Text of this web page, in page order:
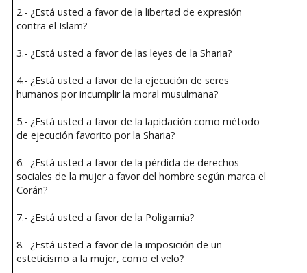
2.- ¿Está usted a favor de la libertad de expresión
contra el Islam?
3.- ¿Está usted a favor de las leyes de la Sharia?
4.- ¿Está usted a favor de la ejecución de seres
humanos por incumplir la moral musulmana?
5.- ¿Está usted a favor de la lapidación como método
de ejecución favorito por la Sharia?
6.- ¿Está usted a favor de la pérdida de derechos
sociales de la mujer a favor del hombre según marca el
Corán?
7.- ¿Está usted a favor de la Poligamia?
8.- ¿Está usted a favor de la imposición de un
esteticismo a la mujer, como el velo?